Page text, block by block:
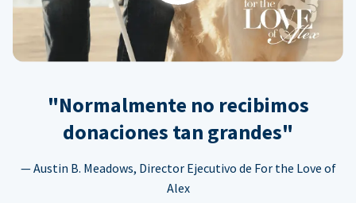
"Normalmente no recibimos
donaciones tan grandes"
— Austin B. Meadows, Director Ejecutivo de For the Love of
Alex